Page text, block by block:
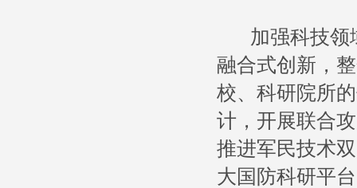
加强科技领
融合式创新，
校、科研院所
计，开展联合
推进军民技术
大国防科研平